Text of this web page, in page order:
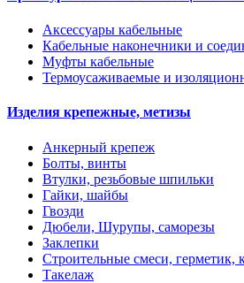
Аксессуары кабельные
Кабельные наконечники и
Муфты кабельные
Термоусаживаемые и
Изделия крепежные, метизы
Анкерный крепеж
Болты, винты
Втулки, резьбовые шпильки
Гайки, шайбы
Гвозди
Дюбели, Шурупы, саморезы
Заклепки
Строительные смеси, герметик,
Такелаж